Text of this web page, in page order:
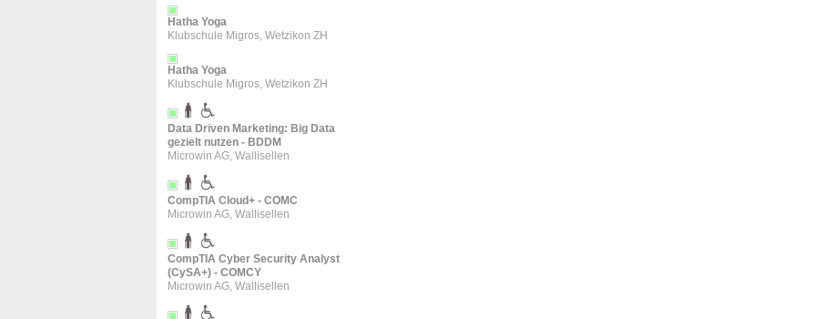
Hatha Yoga
Klubschule Migros, Wetzikon ZH
Hatha Yoga
Klubschule Migros, Wetzikon ZH
Data Driven Marketing: Big Data
gezielt nutzen - BDDM
Microwin AG, Wallisellen
CompTIA Cloud+ - COMC
Microwin AG, Wallisellen
CompTIA Cyber Security Analyst
(CySA+) - COMCY
Microwin AG, Wallisellen